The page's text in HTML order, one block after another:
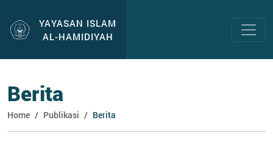
YAYASAN ISLAM
AL-HAMIDIYAH
Berita
Home Publikasi Berita